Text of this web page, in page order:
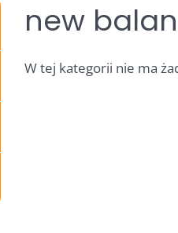
new
W tej kategorii nie ma